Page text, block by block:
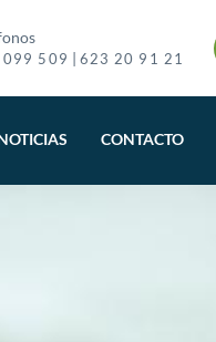
099 509 | 623 20 91 21
CONTACTO